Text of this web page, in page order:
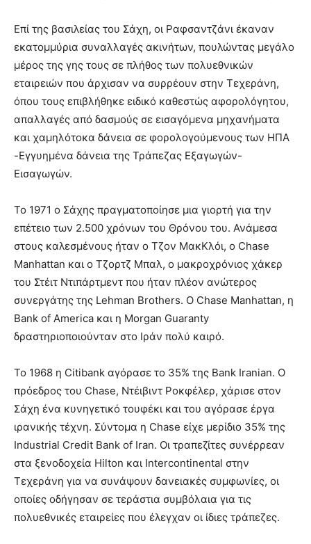
Επί της βασιλείας του Σάχη, οι Ραφσαντζάνι έκαναν
εκατομμύρια συναλλαγές ακινήτων, πουλώντας μεγάλο
μέρος της γης τους σε πλήθος των πολυεθνικών
εταιρειών που άρχισαν να συρρέουν στην Τεχεράνη,
όπου τους επιβλήθηκε ειδικό καθεστώς αφορολόγητου,
απαλλαγές από δασμούς σε εισαγόμενα μηχανήματα
και χαμηλότοκα δάνεια σε φορολογούμενους των ΗΠΑ
-Εγγυημένα δάνεια της Τράπεζας Εξαγωγών-
Εισαγωγών.
Το 1971 ο Σάχης πραγματοποίησε μια γιορτή για την
επέτειο των 2.500 χρόνων του Θρόνου του. Ανάμεσα
στους καλεσμένους ήταν ο Τζον ΜακΚλόι, ο Chase
Manhattan και ο Τζορτζ Μπαλ, ο μακροχρόνιος χάκερ
του Στέιτ Ντιπάρτμεντ που ήταν πλέον ανώτερος
συνεργάτης της Lehman Brothers. Ο Chase Manhattan, η
Bank of America και η Morgan Guaranty
δραστηριοποιούνταν στο Ιράν πολύ καιρό.
Το 1968 η Citibank αγόρασε το 35% της Bank Iranian. Ο
πρόεδρος του Chase, Ντέιβιντ Ροκφέλερ, χάρισε στον
Σάχη ένα κυνηγετικό τουφέκι και του αγόρασε έργα
ιρανικής τέχνη. Σύντομα η Chase είχε μερίδιο 35% της
Industrial Credit Bank of Iran. Οι τραπεζίτες συνέρρεαν
στα ξενοδοχεία Hilton και Intercontinental στην
Τεχεράνη για να συνάψουν δανειακές συμφωνίες, οι
οποίες οδήγησαν σε τεράστια συμβόλαια για τις
πολυεθνικές εταιρείες που έλεγχαν οι ίδιες τράπεζες.